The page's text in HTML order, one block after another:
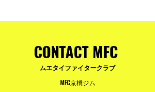
皆様へ
CONTACT MFC
ムエタイファイタークラブ
MFC京橋ジム